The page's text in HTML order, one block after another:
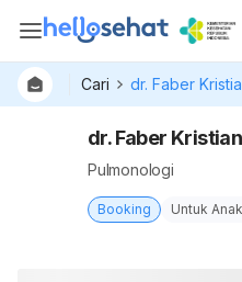
Cari
dr. Faber
Pulmonologi
Booking Untuk